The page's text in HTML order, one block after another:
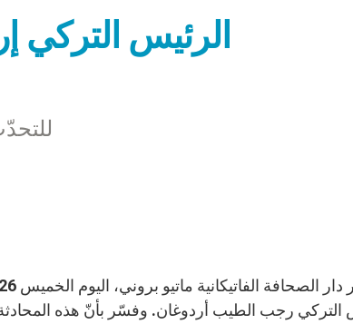
الرئيس التركي
التركي رجب الطيب أردوغان. وفسّر بأنّ هذه